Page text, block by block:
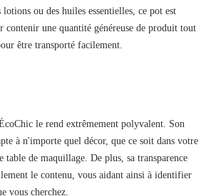
lotions ou des huiles essentielles, ce pot est
contenir une quantité généreuse de produit tout
être transporté facilement.
le rend extrêmement polyvalent. Son
à n'importe quel décor, que ce soit dans votre
table de maquillage. De plus, sa transparence
le contenu, vous aidant ainsi à identifier
vous cherchez.
d'envies